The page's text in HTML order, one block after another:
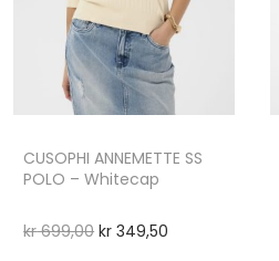
CUSOPHI ANNEMETTE SS
POLO – Whitecap
kr699,00 kr 349,50